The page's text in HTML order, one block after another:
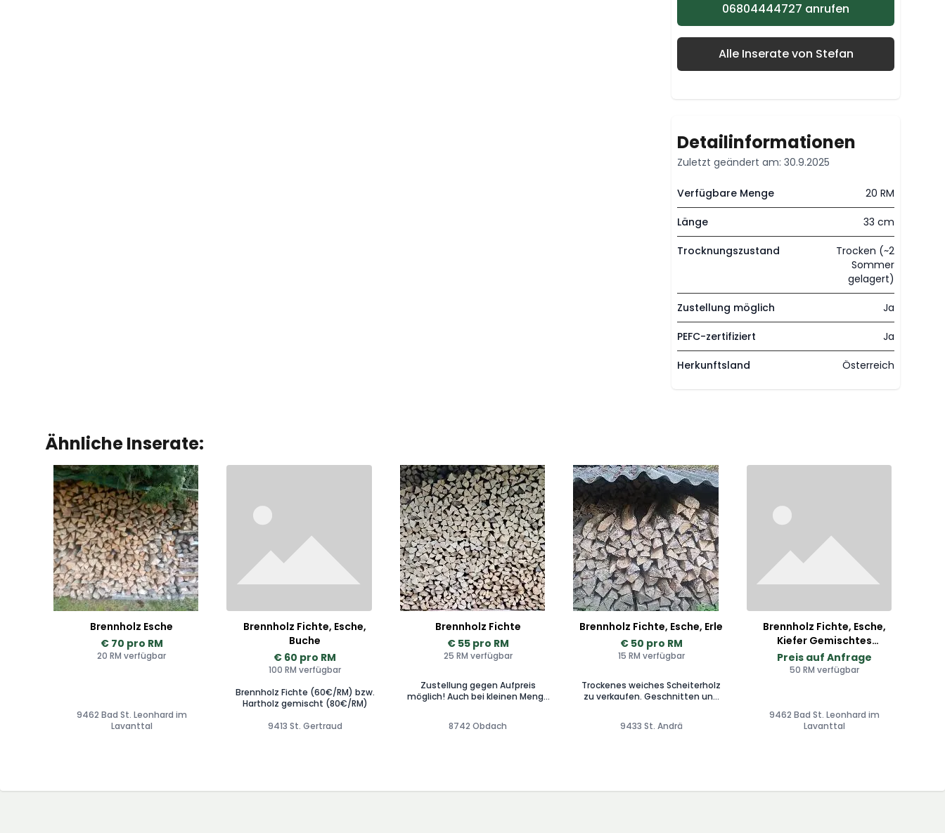
06804444727 anrufen
Alle Inserate von Stefan
Detailinformationen
Zuletzt geändert am: 30.9.2025
Verfügbare Menge 20 RM
Länge 33 cm
Trocknungszustand
Trocken (~2
Sommer
gelagert)
Zustellung möglich Ja
PEFC-zertifiziert Ja
Herkunftsland Österreich
Ähnliche Inserate:
Brennholz Esche
€ 70 pro RM
20 RM verfügbar
9462 Bad St. Leonhard im
Lavanttal
Brennholz Fichte, Esche,
Buche
€ 60 pro RM
100 RM verfügbar
Brennholz Fichte (60€/RM) bzw.
Hartholz gemischt (80€/RM)
9413 St. Gertraud
Brennholz Fichte
€ 55 pro RM
25 RM verfügbar
Zustellung gegen Aufpreis
möglich! Auch bei kleinen Menge
8742 Obdach
Brennholz Fichte, Esche, Erle
€ 50 pro RM
15 RM verfügbar
Trockenes weiches Scheiterholz
zu verkaufen. Geschnitten und
9433 St. Andrä
Brennholz Fichte, Esche,
Kiefer Gemischtes
Scheiterholz
Preis auf Anfrage
50 RM verfügbar
9462 Bad St. Leonhard im
Lavanttal